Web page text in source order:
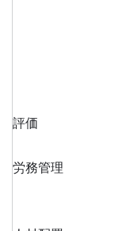
評価
労務管理